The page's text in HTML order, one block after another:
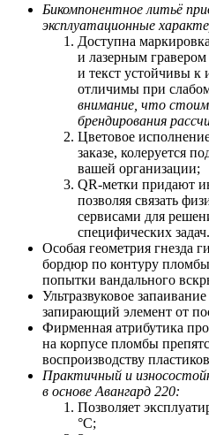
Бикомпонентное литьё
эксплуатационные
Доступна
и лазерным
и текст устойчивы к
отличимы при
внимание, что
брендирования
Цветовое
заказе, колеруется
вашей организации;
QR-метки придают
позволяя связать
сервисами для
специфических задач.
Особая геометрия гнезда
бордюр по контуру
попытки вандального
Ультразвуковое
запирающий элемент от
Фирменная атрибутика
на корпусе пломбы
воспроизводству
Практичный и
в основе Авангард 220:
Позволяет э
°С;